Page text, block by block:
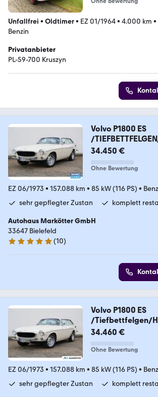
Unfallfrei • Oldtimer• EZ 01/1964• 4.000 km •
Benzin
Privatanbieter
PL-59-700 Kruszyn
Volvo P1800 ES
/
NEU/ROSTFREI
34.450 €
Ohne Bewertung
EZ 06/1973 • 157.088 km • 85 kW (116 PS) •
sehr gepflegter Zustan
komplett
Autohaus Markötter GmbH
33647 Bielefeld
5 Sterne
(10)
Volvo P1800 ES
/Tiefbettfelgen/
34.460 €
Ohne Bewertung
EZ 06/1973 • 157.088 km • 85 kW (116 PS) •
sehr gepflegter Zustan
komplett